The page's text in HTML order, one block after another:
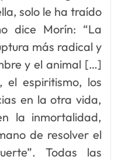
solo le ha traído
dice Morín: “La
más radical y
y el animal […]
espiritismo, los
en la otra vida,
la inmortalidad,
de resolver el
Todas las